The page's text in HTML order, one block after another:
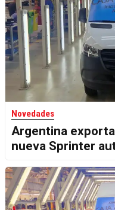
Novedades
Argentina
nueva Sprinter